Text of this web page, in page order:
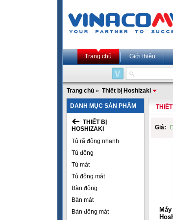
Trang chủ Giới thiệu
Trang chủ » Thiết bị Hoshizaki
DANH MỤC SẢN PHẨM
THIẾT BỊ
HOSHIZAKI
Tủ rã đông nhanh
Tủ đông
Tủ mát
Tủ đông mát
Bàn đông
Bàn mát
Bàn đông mát
Giá: